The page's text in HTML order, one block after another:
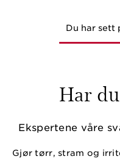
Du har sett
Har
Ekspertene våre
Gjør tørr, stram og